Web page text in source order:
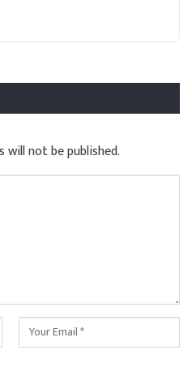
will not be published.